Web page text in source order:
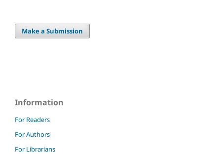
Make a Submission
Information
For Readers
For Authors
For Librarians